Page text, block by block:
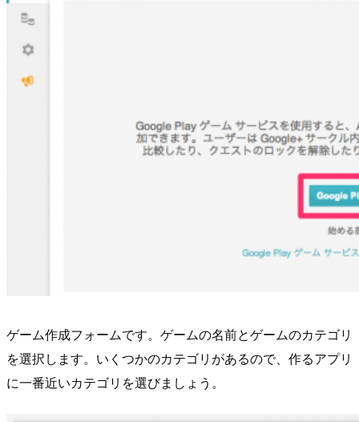
ゲーム作成フォームです。ゲームの名前とゲームのカテゴリ
を選択します。いくつかのカテゴリがあるので、作るアプリ
に一番近いカテゴリを選びましょう。